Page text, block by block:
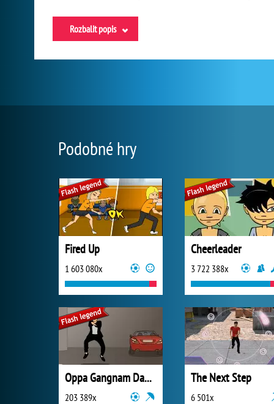
Rozbalit popis
Podobné hry
Fired Up
1 603 080x
Cheerleader
3 722 388x
Oppa Gangnam Dance
203 389x
The Next Step
6 501x